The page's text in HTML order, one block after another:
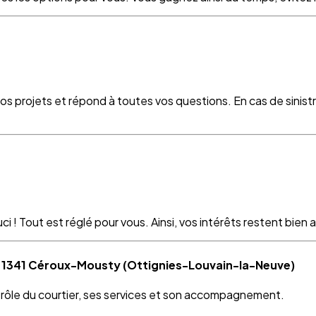
projets et répond à toutes vos questions. En cas de
! Tout est réglé pour vous. Ainsi, vos intérêts restent
Céroux-Mousty (Ottignies-Louvain-la-Neuve)
du courtier, ses services et son accompagnement.